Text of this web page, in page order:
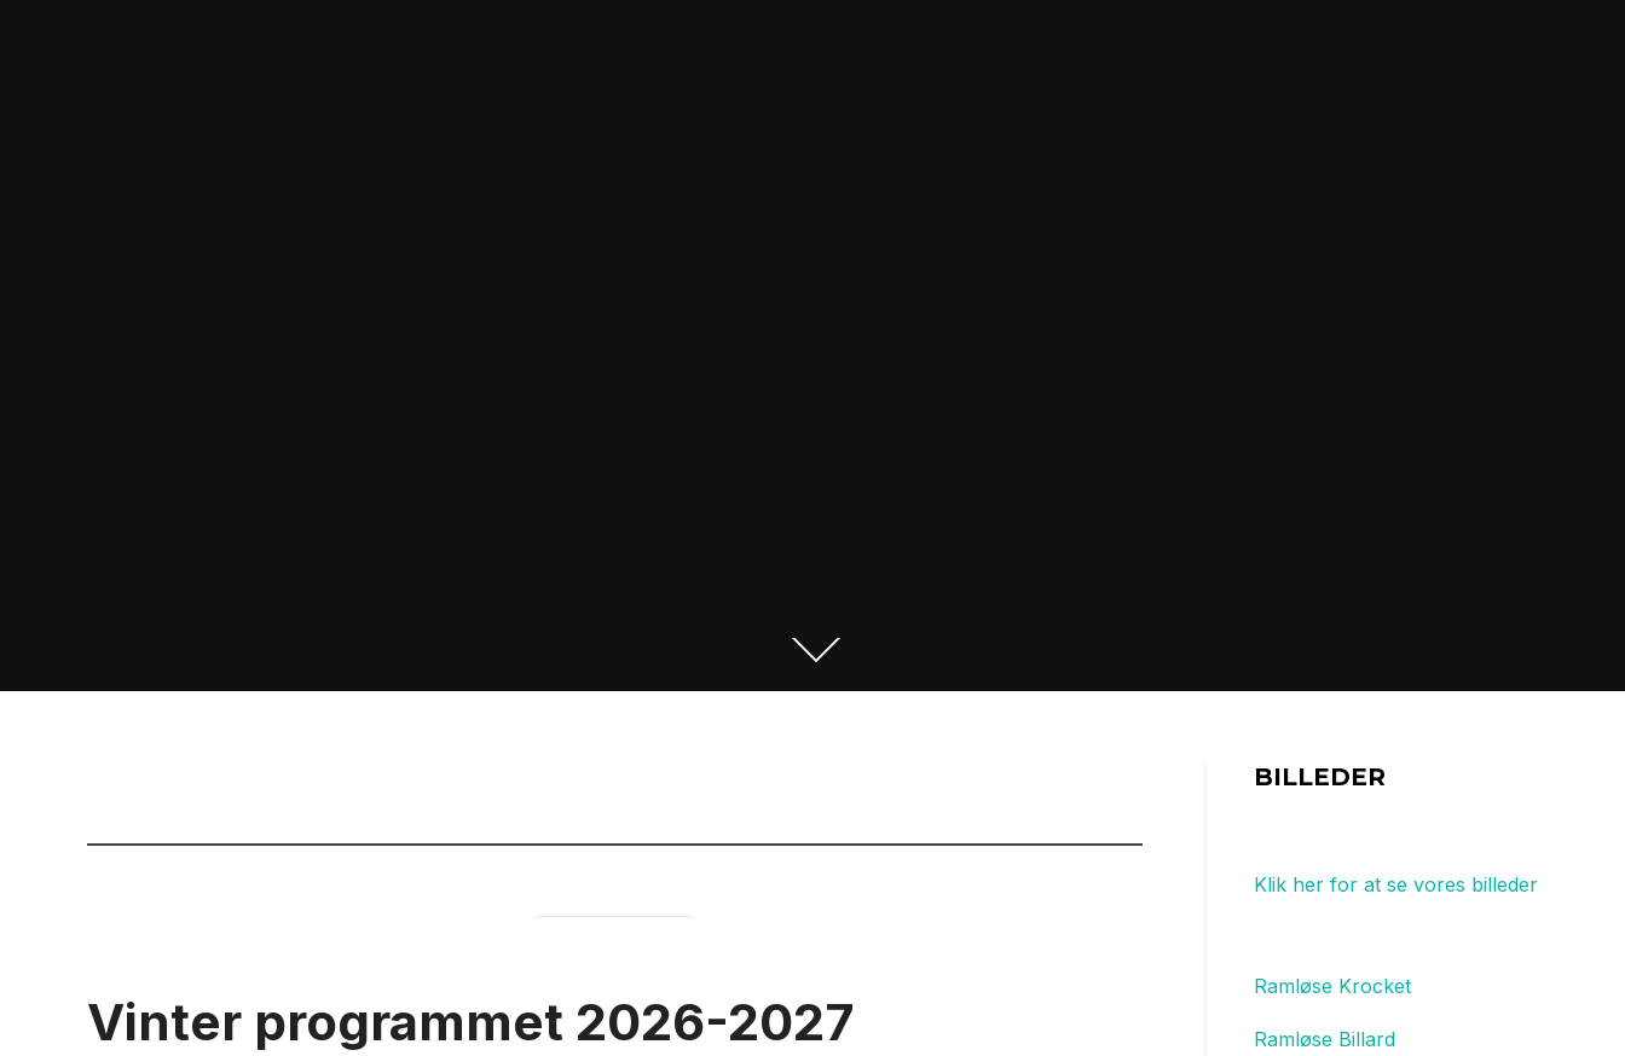
Vinter programmet 2026-2027
BILLEDER
Klik her for at se vores billeder
Ramløse Krocket
Ramløse Billard